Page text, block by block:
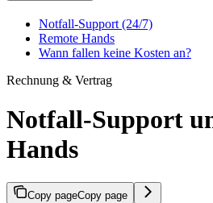
Notfall-Support (24/7)
Remote Hands
Wann fallen keine Kosten an?
Rechnung & Vertrag
Notfall-Support
Hands
Copy pageCopy page